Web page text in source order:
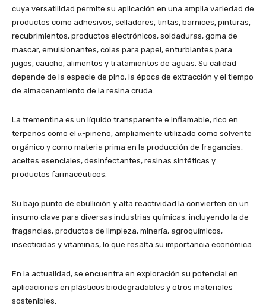
cuya versatilidad permite su aplicación en una amplia variedad de
productos como adhesivos, selladores, tintas, barnices, pinturas,
recubrimientos, productos electrónicos, soldaduras, goma de
mascar, emulsionantes, colas para papel, enturbiantes para
jugos, caucho, alimentos y tratamientos de aguas. Su calidad
depende de la especie de pino, la época de extracción y el tiempo
de almacenamiento de la resina cruda.
La trementina es un líquido transparente e inflamable, rico en
terpenos como el α-pineno, ampliamente utilizado como solvente
orgánico y como materia prima en la producción de fragancias,
aceites esenciales, desinfectantes, resinas sintéticas y
productos farmacéuticos.
Su bajo punto de ebullición y alta reactividad la convierten en un
insumo clave para diversas industrias químicas, incluyendo la de
fragancias, productos de limpieza, minería, agroquímicos,
insecticidas y vitaminas, lo que resalta su importancia económica.
En la actualidad, se encuentra en exploración su potencial en
aplicaciones en plásticos biodegradables y otros materiales
sostenibles.